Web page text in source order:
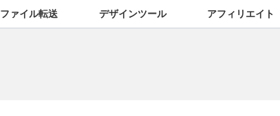
ファイル転送 デザインツール アフィリエイト